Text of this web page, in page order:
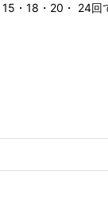
・18・20・ 24回